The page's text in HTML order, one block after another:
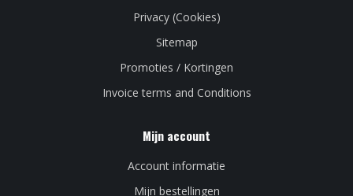
Privacy (Cookies)
Sitemap
Promoties / Kortingen
Invoice terms and Conditions
Mijn account
Account informatie
Mijn bestellingen